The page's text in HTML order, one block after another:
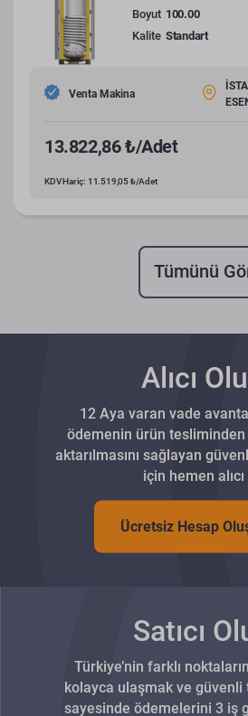
Boyut 100.00
Kalite Standart
Venta Makina
13.822,86 ₺/Adet
KDV Hariç: 11.519,05 ₺/Adet
Tümünü
Alıcı
12 Aya varan vade
ödemenin ürün tesliminden
aktarılmasını sağlayan
için hemen alıcı
Ücretsiz Hesap
Satıcı
Türkiye’nin farklı
kolayca ulaşmak ve
sayesinde ödemelerini 3 iş